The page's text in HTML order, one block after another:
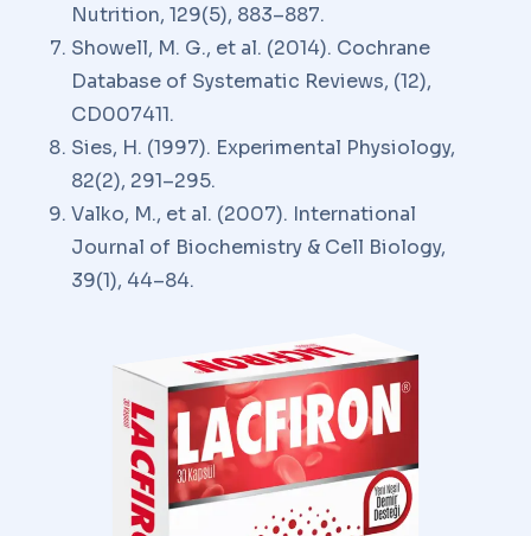
Nutrition, 129(5), 883–887.
Showell, M. G., et al. (2014). Cochrane
Database of Systematic Reviews, (12),
CD007411.
Sies, H. (1997). Experimental Physiology,
82(2), 291–295.
Valko, M., et al. (2007). International
Journal of Biochemistry & Cell Biology,
39(1), 44–84.